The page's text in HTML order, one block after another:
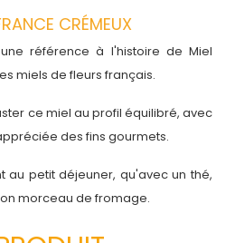
CRÉMEUX
référence à l'histoire de Miel
miels de fleurs français.
ce miel au profil équilibré, avec
des fins gourmets.
au petit déjeuner, qu'avec un thé,
morceau de fromage.